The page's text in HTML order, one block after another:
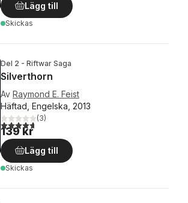
Lägg till
Skickas
Del 2 - Riftwar Saga
Silverthorn
Av Raymond E. Feist
Häftad, Engelska, 2013
4,7utav 5 stjärnor. Totalt antal röster:
(3)
139 kr
Lägg till
Skickas